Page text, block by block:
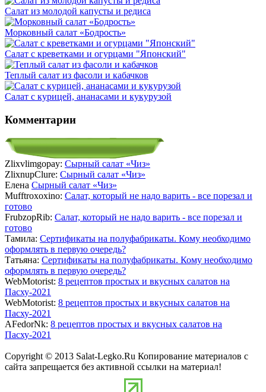
Салат из молодой капусты и редиса
Морковный салат «Бодрость»
Салат с креветками и огурцами "Японский"
Теплый салат из фасоли и кабачков
Салат с курицей, ананасами и кукурузой
Комментарии
Zlixvlimgopay: Сырный салат «Чиз»
ZlixnupClure: Сырный салат «Чиз»
Елена Сырный салат «Чиз»
Mufftroxoxino: Салат, который не надо варить - все порезал и
готово
FrubzopRib: Салат, который не надо варить - все порезал и
готово
Тамила: Сертификаты на полуфабрикаты. Кому необходимо
оформлять в первую очередь?
Татьяна: Сертификаты на полуфабрикаты. Кому необходимо
оформлять в первую очередь?
WebMotorist: 8 рецептов простых и вкусных салатов на
Пасху-2021
WebMotorist: 8 рецептов простых и вкусных салатов на
Пасху-2021
AFedorNk: 8 рецептов простых и вкусных салатов на
Пасху-2021
Copyright © 2013 Salat-Legko.Ru Копирование материалов с
сайта запрещается без активной ссылки на материал!